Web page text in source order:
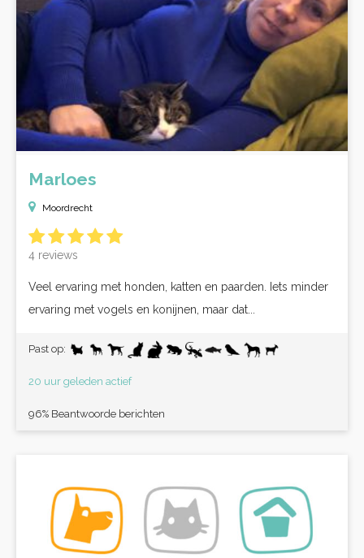
Marloes
Moordrecht
4 reviews
Veel ervaring met honden, katten en paarden. Iets minder
ervaring met vogels en konijnen, maar dat...
Past op:
20 uur geleden actief
96% Beantwoorde berichten